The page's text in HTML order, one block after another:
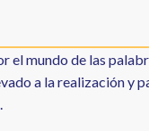
a la realización y